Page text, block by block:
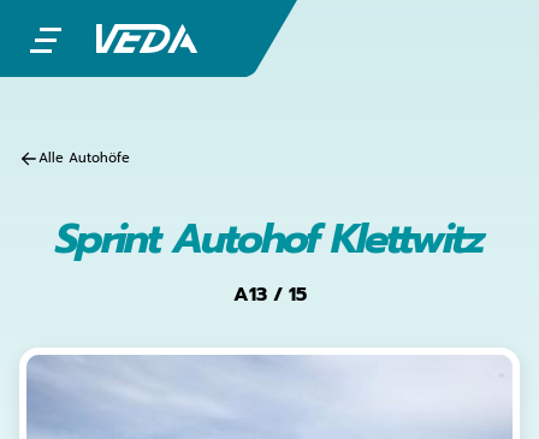
Alle Autohöfe
Sprint Autohof Klettwitz
A13 / 15